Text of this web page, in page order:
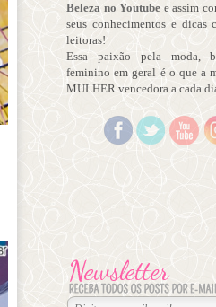
Beleza no Youtube e assim
seus conhecimentos e dicas
leitoras!
Essa paixão pela moda,
feminino em geral é o que a
MULHER vencedora a cada